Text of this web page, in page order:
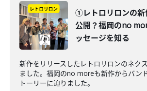
①レトロリロンの新
公開？福岡のno
ッセージを知る
新作をリリースしたレトロリロンのネク
ました。福岡のno moreも新作からバン
トーリーに迫りました。